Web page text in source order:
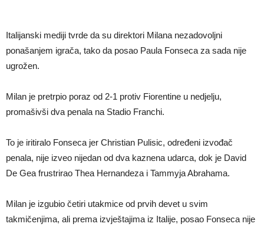
Mudrik se vratio na teren nakon više od 600 dana. Odmah ide na
posudbu?
Real Madrid odlučio: Endrick ide u Premier ligu!
Italijanski mediji tvrde da su direktori Milana nezadovoljni
ponašanjem igrača, tako da posao Paula Fonseca za sada nije
ugrožen.
Milan je pretrpio poraz od 2-1 protiv Fiorentine u nedjelju,
promašivši dva penala na Stadio Franchi.
To je iritiralo Fonseca jer Christian Pulisic, određeni izvođač
penala, nije izveo nijedan od dva kaznena udarca, dok je David
De Gea frustrirao Thea Hernandeza i Tammyja Abrahama.
Milan je izgubio četiri utakmice od prvih devet u svim
takmičenjima, ali prema izvještajima iz Italije, posao Fonseca nije